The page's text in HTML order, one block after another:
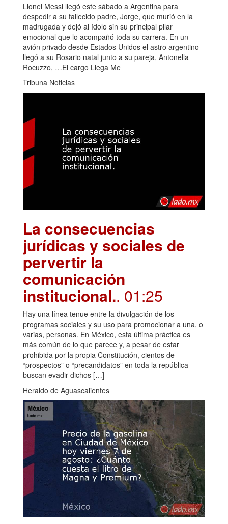
Lionel Messi llegó este sábado a Argentina para
despedir a su fallecido padre, Jorge, que murió en la
madrugada y dejó al ídolo sin su principal pilar
emocional que lo acompañó toda su carrera. En un
avión privado desde Estados Unidos el astro argentino
llegó a su Rosario natal junto a su pareja, Antonella
Rocuzzo, …El cargo Llega Me
Tribuna Noticias
La consecuencias
jurídicas y sociales de
pervertir la
comunicación
institucional.. 01:25
Hay una línea tenue entre la divulgación de los
programas sociales y su uso para promocionar a una, o
varias, personas. En México, esta última práctica es
más común de lo que parece y, a pesar de estar
prohibida por la propia Constitución, cientos de
“prospectos” o “precandidatos” en toda la república
buscan evadir dichos […]
Heraldo de Aguascalientes